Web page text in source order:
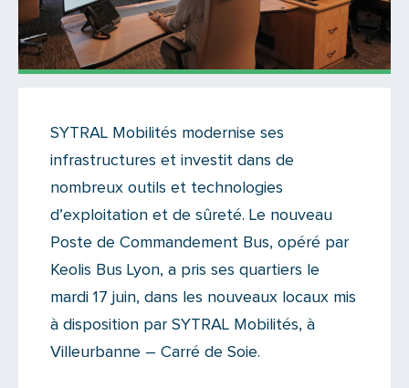
Il n'y a aucun commentaire...
Ajoutez le vôtre
SYTRAL Mobilités modernise ses
infrastructures et investit dans de
nombreux outils et technologies
d’exploitation et de sûreté. Le nouveau
Poste de Commandement Bus, opéré par
Keolis Bus Lyon, a pris ses quartiers le
mardi 17 juin, dans les nouveaux locaux mis
à disposition par SYTRAL Mobilités, à
Villeurbanne – Carré de Soie.